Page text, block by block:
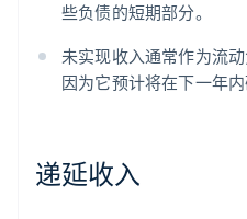
些负债的短期部分。
未实现收入通常作为流
因为它预计将在下一年内
递延收入